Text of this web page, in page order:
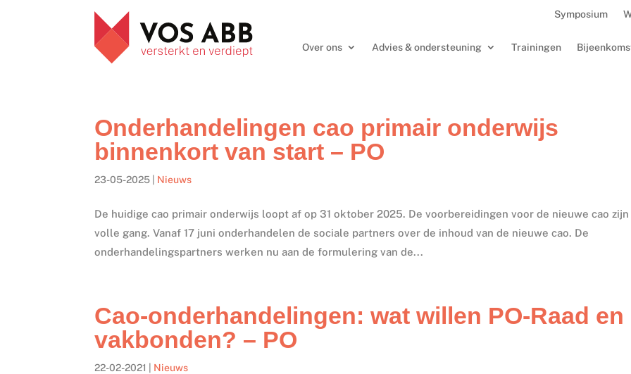
Symposium
Over ons Advies & ondersteuning Trainingen
Onderhandelingen cao primair onderwijs
binnenkort van start – PO
23-05-2025 Nieuws
De huidige cao primair onderwijs loopt af op 31 oktober 2025. De voorbereidingen voor de nieuwe cao
volle gang. Vanaf 17 juni onderhandelen de sociale partners over de inhoud van de nieuwe cao. De
onderhandelingspartners werken nu aan de formulering van de...
Cao-onderhandelingen: wat willen PO-Raad en
vakbonden? – PO
22-02-2021 Nieuws